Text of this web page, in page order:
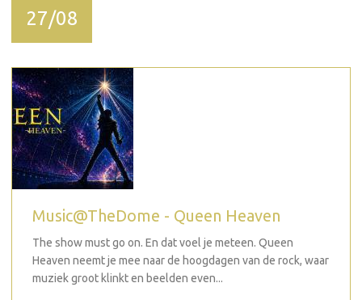
27/08
Music@TheDome - Queen Heaven
The show must go on. En dat voel je meteen. Queen
Heaven neemt je mee naar de hoogdagen van de rock, waar
muziek groot klinkt en beelden even...